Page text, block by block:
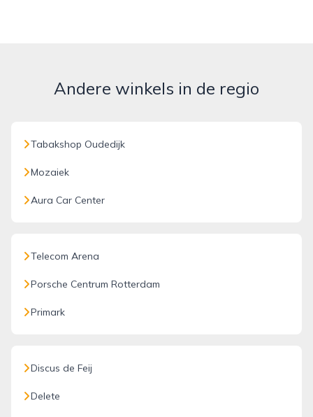
Andere winkels in de regio
Tabakshop Oudedijk
Mozaiek
Aura Car Center
Telecom Arena
Porsche Centrum Rotterdam
Primark
Discus de Feij
Delete